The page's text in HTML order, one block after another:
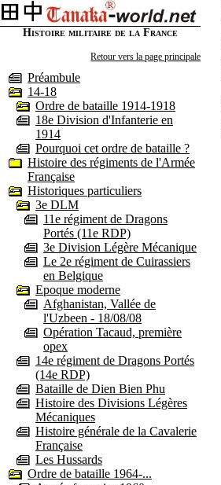
Histoire militaire de la France
Retour vers la page principale
Préambule
14-18
Ordre de bataille 1914-1918
18e Division d'Infanterie en
1914
Pourquoi cet ordre de bataille ?
Histoire des régiments de l'Armée
Française
Historiques particuliers
3e DLM
11e régiment de Dragons
Portés (11e RDP)
3e Division Légère Mécanique
Le 2e régiment de Cuirassiers
en Belgique
Epoque moderne
Afghanistan, Vallée de
l'Uzbeen - 18/08/08
Opération Tacaud, première
opex
14e régiment de Dragons Portés
(14e RDP)
Bataille de Dien Bien Phu
Histoire des Divisions Légères
Mécaniques
Histoire générale de la Cavalerie
Française
Les Hussards
Ordre de bataille 1964-...